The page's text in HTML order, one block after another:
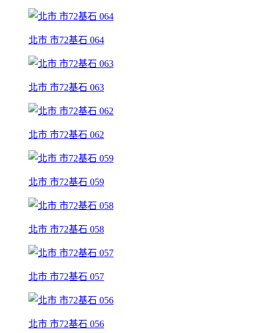
北市 市72基石 064
北市 市72基石 063
北市 市72基石 062
北市 市72基石 059
北市 市72基石 058
北市 市72基石 057
北市 市72基石 056